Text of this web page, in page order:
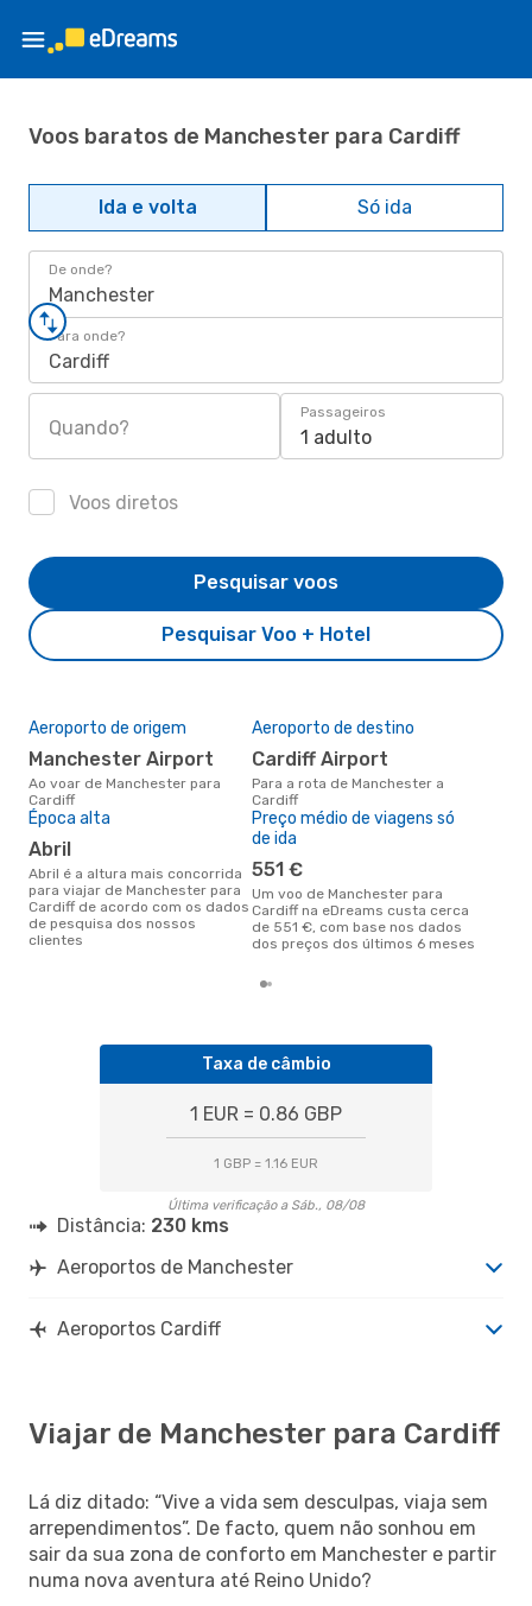
Voos baratos de Manchester para Cardiff
Ida e volta Só ida
De onde?
Manchester
Para onde?
Cardiff
Quando?
Passageiros
1 adulto
Voos diretos
Pesquisar Voo + Hotel
Pesquisar voos
Aeroporto de origem
Manchester Airport
Ao voar de Manchester para
Cardiff
Aeroporto de destino
Cardiff Airport
Para a rota de Manchester a
Cardiff
Época alta
abril
abril é a altura mais concorrida
para viajar de Manchester para
Cardiff de acordo com os dados
de pesquisa dos nossos
clientes
Preço médio de viagens só
de ida
551 €
Um voo de Manchester para
Cardiff na eDreams custa cerca
de 551 €, com base nos dados
dos preços dos últimos 6 meses
Taxa de câmbio
1 EUR = 0.86 GBP
1 GBP = 1.16 EUR
Última verificação a Sáb., 08/08
Distância: 230 kms
Aeroportos de Manchester
Aeroportos Cardiff
Viajar de Manchester para Cardiff
Lá diz ditado: “Vive a vida sem desculpas, viaja sem
arrependimentos”. De facto, quem não sonhou em
sair da sua zona de conforto em Manchester e partir
numa nova aventura até Reino Unido?